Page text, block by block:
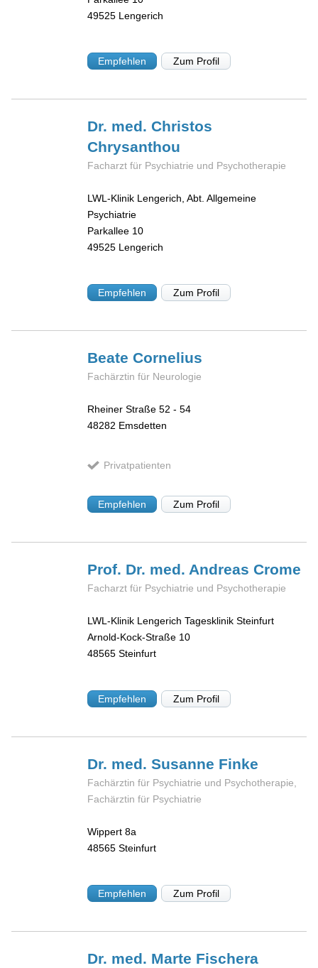
49525 Lengerich
Empfehlen Zum Profil
Dr. med. Christos
Chrysanthou
Facharzt für Psychiatrie und Psychotherapie
LWL-Klinik Lengerich, Abt. Allgemeine
Psychiatrie
Parkallee 10
49525 Lengerich
Empfehlen Zum Profil
BeateCornelius
Fachärztin für Neurologie
Rheiner Straße 52 - 54
48282 Emsdetten
Privatpatienten
Empfehlen Zum Profil
Prof. Dr. med. AndreasCrome
Facharzt für Psychiatrie und Psychotherapie
LWL-Klinik Lengerich Tagesklinik Steinfurt
Arnold-Kock-Straße 10
48565 Steinfurt
Empfehlen Zum Profil
Dr. med. Susanne Finke
Fachärztin für Psychiatrie und Psychotherapie,
Fachärztin für Psychiatrie
Wippert 8a
48565 Steinfurt
Empfehlen Zum Profil
Dr. med. Marte Fischera